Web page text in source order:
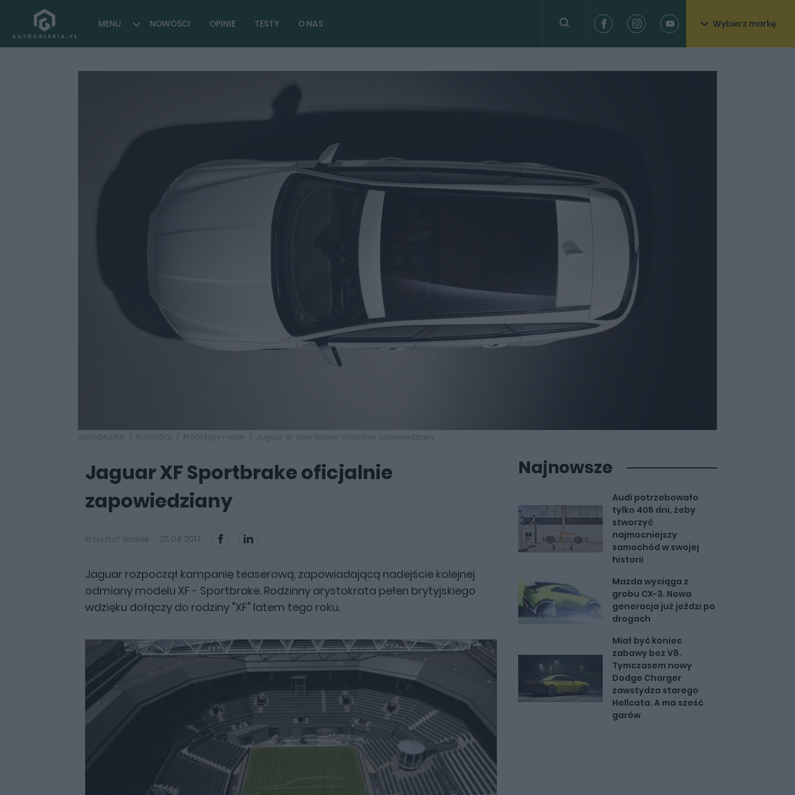
MENU NOWOŚCI OPINIE TESTY O NAS Wybierz markę
autoGALERIA NOWOŚCI Prototypy i wizje Jaguar XF Sportbrake oficjalnie zapowiedziany
Jaguar XF Sportbrake oficjalnie
zapowiedziany
Krzysztof Grabek 25.04.2017
Jaguar rozpoczął kampanię teaserową, zapowiadającą nadejście kolejnej
odmiany modelu XF - Sportbrake. Rodzinny arystokrata pełen brytyjskiego
wdzięku dołączy do rodziny "XF" latem tego roku.
Najnowsze
Audi potrzebowało
tylko 405 dni, żeby
stworzyć
najmocniejszy
samochód w swojej
historii
Mazda wyciąga z
grobu CX-3. Nowa
generacja już jeździ po
drogach
Miał być koniec
zabawy bez V8.
Tymczasem nowy
Dodge Charger
zawstydza starego
Hellcata. A ma sześć
garów